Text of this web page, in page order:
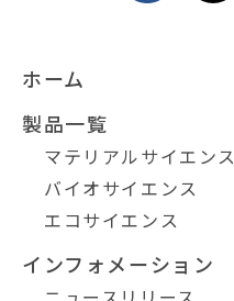
ホーム
製品一覧
マテリアルサイエンス
バイオサイエンス
エコサイエンス
インフォメーション